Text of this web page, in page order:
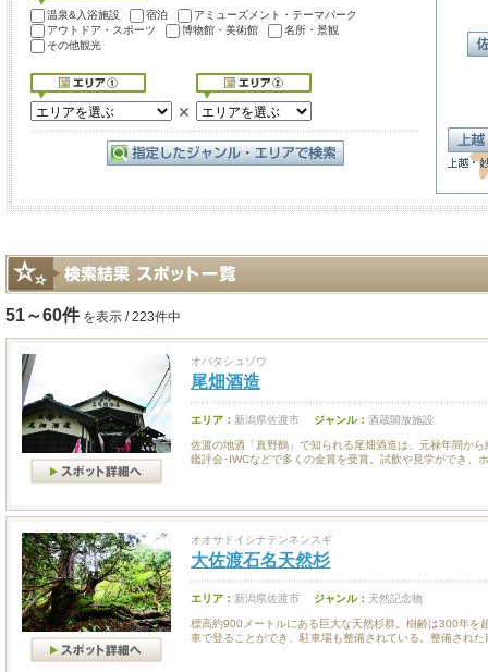
温泉&入浴施設 宿泊
アミューズメント・テーマパーク
アウトドア・スポーツ
博物館・美術館
名所・景観
その他観光
51～60件 を表示 / 223件中
オバタシュゾウ
尾畑酒造
エリア： 新潟県佐渡市 ジャンル： 酒蔵開放施設
佐渡の地酒「真野鶴」で知られる尾畑酒造は、元禄年間か
鑑評会･IWCなどで多くの金賞を受賞。試飲や見学ができ、
オオサドイシナテンネンスギ
大佐渡石名天然杉
エリア： 新潟県佐渡市 ジャンル： 天然記念物
標高約900メートルにある巨大な天然杉群。樹齢は300年を
車で登ることができ、駐車場も整備されている。整備された